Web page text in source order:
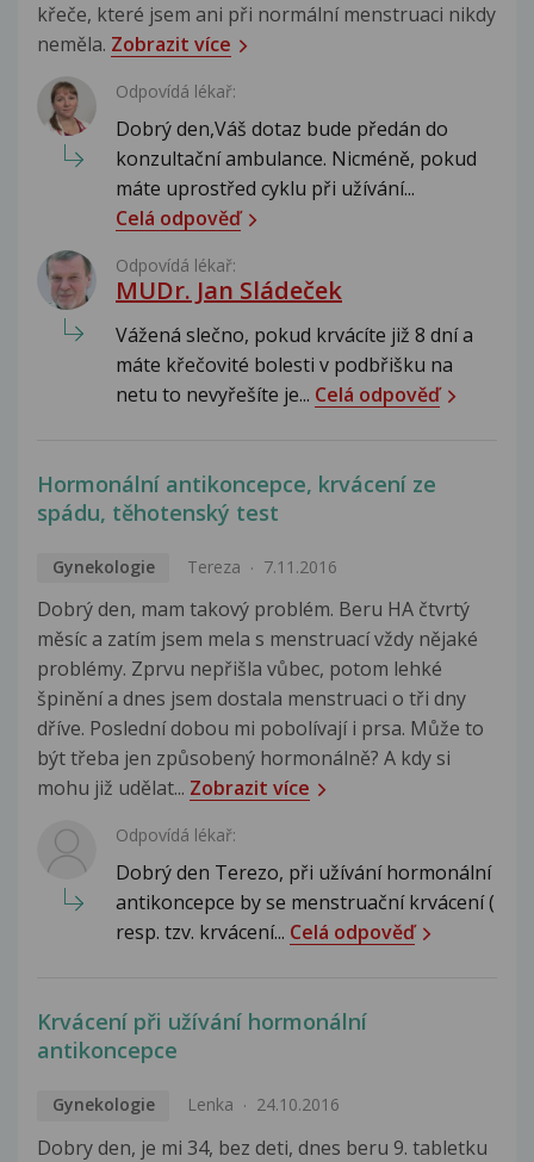
křeče, které jsem ani při normální menstruaci nikdy
neměla. Zobrazit více
Odpovídá lékař:
Dobrý den,Váš dotaz bude předán do
konzultační ambulance. Nicméně, pokud
máte uprostřed cyklu při užívání...
Celá odpověď
Odpovídá lékař:
MUDr. Jan Sládeček
Vážená slečno, pokud krvácíte již 8 dní a
máte křečovité bolesti v podbřišku na
netu to nevyřešíte je... Celá odpověď
Hormonální antikoncepce, krvácení ze
spádu, těhotenský test
Gynekologie Tereza 7.11.2016
Dobrý den, mam takový problém. Beru HA čtvrtý
měsíc a zatím jsem mela s menstruací vždy nějaké
problémy. Zprvu nepřišla vůbec, potom lehké
špinění a dnes jsem dostala menstruaci o tři dny
dříve. Poslední dobou mi pobolívají i prsa. Může to
být třeba jen způsobený hormonálně? A kdy si
mohu již udělat... Zobrazit více
Odpovídá lékař:
Dobrý den Terezo, při užívání hormonální
antikoncepce by se menstruační krvácení (
resp. tzv. krvácení... Celá odpověď
Krvácení při užívání hormonální
antikoncepce
Gynekologie Lenka 24.10.2016
Dobry den, je mi 34, bez deti, dnes beru 9. tabletku